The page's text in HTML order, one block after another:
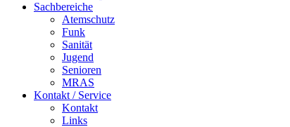
Sachbereiche
Atemschutz
Funk
Sanität
Jugend
Senioren
MRAS
Kontakt / Service
Kontakt
Links